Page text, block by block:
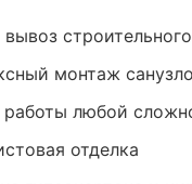
монтаж
любой
отделка